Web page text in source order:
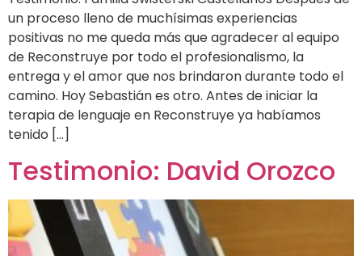
un proceso lleno de muchísimas experiencias
positivas no me queda más que agradecer al equipo
de Reconstruye por todo el profesionalismo, la
entrega y el amor que nos brindaron durante todo el
camino. Hoy Sebastián es otro. Antes de iniciar la
terapia de lenguaje en Reconstruye ya habíamos
tenido […]
Testimonio: David Orozco